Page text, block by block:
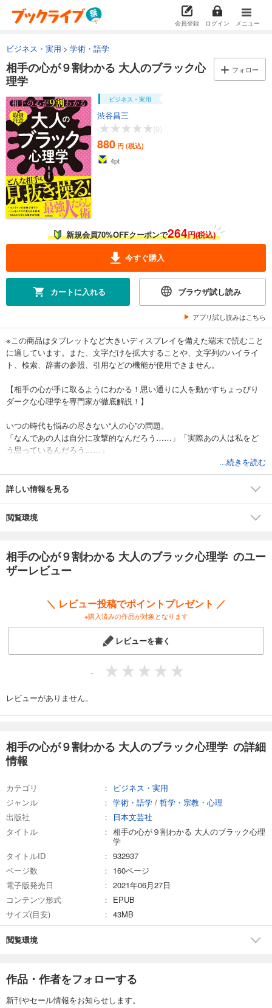
会員登録 ログイン メニュー
ビジネス・実用 学術・語学
相手の心が９割わかる 大人のブラック心
理学
フォロー
ビジネス・実用
渋谷昌三
-
(0)
880 円 (税込)
4pt
新規会員70%OFFクーポンで264円(税込)
今すぐ購入
カートに入れる ブラウザ試し読み
アプリ試し読みはこちら
※この商品はタブレットなど大きいディスプレイを備えた端末で読むこと
に適しています。また、文字だけを拡大することや、文字列のハイライ
ト、検索、辞書の参照、引用などの機能が使用できません。
【相手の心が手に取るようにわかる！思い通りに人を動かすちょっぴり
ダークな心理学を専門家が徹底解説！】
いつの時代も悩みの尽きない“人の心”の問題。
「なんであの人は自分に攻撃的なんだろう……」「実際あの人は私をど
う思っているんだろう……」
仕事、家族、恋愛などで人の心に悩まされている人も多いはず。また、
コロナの影響で他人との対話の機会が減った一方、家族とは必要以上の
ZoomやSNSなど多様化したオンライン技術が普及した世の中でも使える
ない恋で使える心理テクニック、夫が自宅にいる世界でストレスを溜め
ない方法など、
渋谷昌三/監修
社会心理学者。目白大学名誉教授。1972年学習院大学理学部化学科を経
て文学部哲学科卒、その後山梨医料大学教授などを経て、2001年目白大
学社会学部社会情報学科教授となる。著書は延べ300冊以上。
...続きを読む
詳しい情報を見る
閲覧環境
相手の心が９割わかる 大人のブラック心理学 のユー
ザーレビュー
＼ レビュー投稿でポイントプレゼント ／
※購入済みの作品が対象となります
レビューを書く
-
レビューがありません。
相手の心が９割わかる 大人のブラック心理学 の詳細
情報
カテゴリ
ビジネス・実用
ジャンル
学術・語学 / 哲学・宗教・心理
出版社
日本文芸社
タイトル
相手の心が９割わかる 大人のブラック心理
学
タイトルID
932937
ページ数
160ページ
電子版発売日
2021年06月27日
コンテンツ形式
EPUB
サイズ(目安)
43MB
閲覧環境
作品・作者をフォローする
新刊やセール情報をお知らせします。